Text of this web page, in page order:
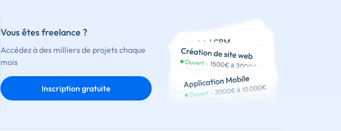
Vous êtes freelance ?
Accédez à des milliers de projets chaque
mois
Inscription gratuite